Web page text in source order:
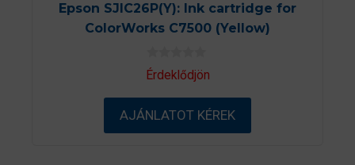
Epson SJIC26P(Y): Ink cartridge for
ColorWorks C7500 (Yellow)
0
a
-
ő
Érdeklődjön
AJÁNLATOT KÉREK